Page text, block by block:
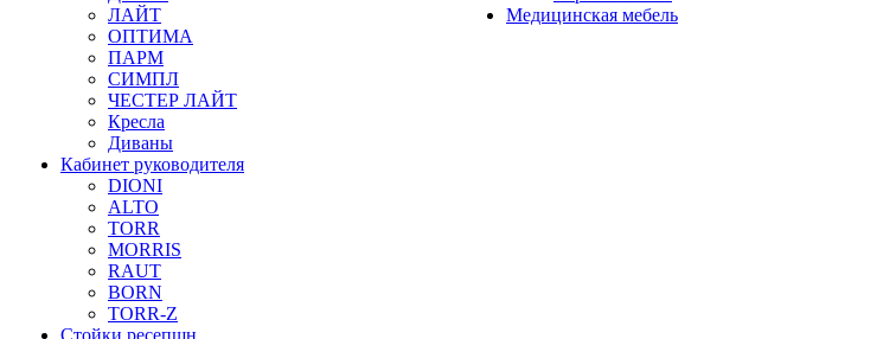
ЛАЙТ
ОПТИМА
ПАРМ
СИМПЛ
ЧЕСТЕР ЛАЙТ
Кресла
Диваны
Кабинет руководителя
DIONI
ALTO
TORR
MORRIS
RAUT
BORN
TORR-Z
Стойки ресепшн
Медицинская мебель